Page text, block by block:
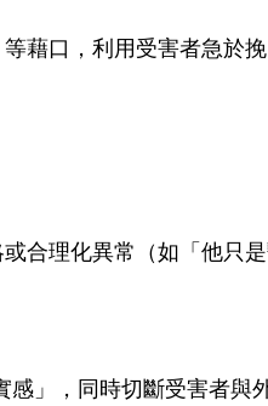
藉口，利用受害者急於
合理化異常（如「他只
感」，同時切斷受害者與